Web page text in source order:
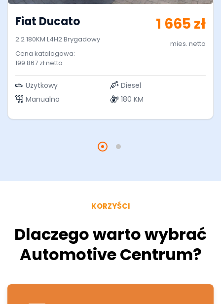
Fiat Ducato
2.2 180KM L4H2 Brygadowy
Cena katalogowa:
199 867 zł netto
1 665 zł
mies. netto
Użytkowy
Diesel
Manualna
180 KM
KORZYŚCI
Dlaczego warto wybrać
Automotive Centrum?